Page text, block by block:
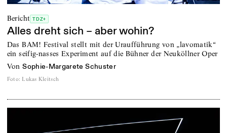
Bericht TDZ+
Alles dreht sich – aber wohin?
Das BAM! Festival stellt mit der Uraufführung von „lavomatik“
ein seifig-nasses Experiment auf die Bühner der Neuköllner Oper
von Sophie-Margarete Schuster
Foto: Lukas Kleitsch